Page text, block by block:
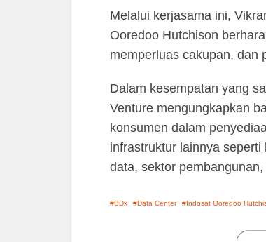
Melalui kerjasama ini,
Ooredoo Hutchison
memperluas cakupan, dan
Dalam kesempatan yang
Venture mengungkapkan
konsumen dalam
infrastruktur lainnya
data, sektor
BDx Data Center Indosat Ooredoo